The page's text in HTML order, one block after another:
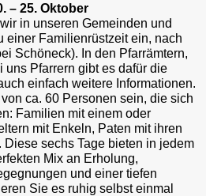
– 25. Oktober
in unseren Gemeinden und
einer Familienrüstzeit ein, nach
Schöneck). In den Pfarrämtern,
uns Pfarrern gibt es dafür die
einfach weitere Informationen.
ca. 60 Personen sein, die sich
Familien mit einem oder
mit Enkeln, Paten mit ihren
sechs Tage bieten in jedem
Mix an Erholung,
und einer tiefen
Sie es ruhig selbst einmal